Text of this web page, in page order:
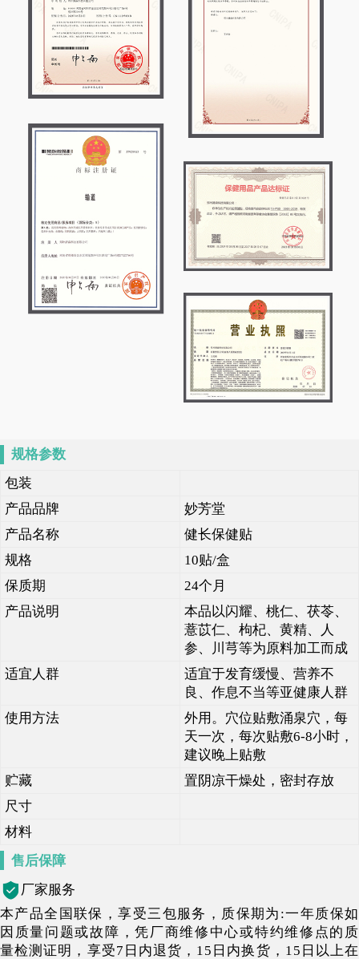
规格参数
包装
产品品牌
妙芳堂
产品名称
健长保健贴
规格
10贴/盒
保质期
24个月
产品说明
本品以闪耀、桃仁、茯苓、
薏苡仁、枸杞、黄精、人
参、川芎等为原料加工而成
适宜人群
适宜于发育缓慢、营养不
良、作息不当等亚健康人群
使用方法
外用。穴位贴敷涌泉穴，每
天一次，每次贴敷6-8小时，
建议晚上贴敷
贮藏
置阴凉干燥处，密封存放
尺寸
材料
售后保障
厂家服务
本产品全国联保，享受三包服务，质保期为:一年质保如
因质量问题或故障，凭厂商维修中心或特约维修点的质
量检测证明，享受7日内退货，15日内换货，15日以上在